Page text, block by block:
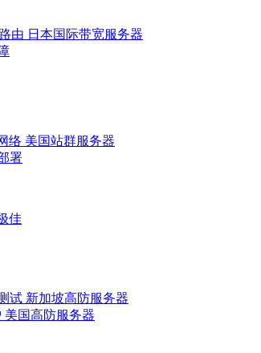
由 日本国际带宽服务器
络 美国站群服务器
署
佳
试 新加坡高防服务器
美国高防服务器